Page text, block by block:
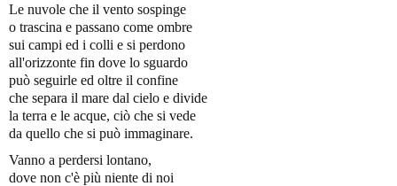
Le nuvole che il vento sospinge
o trascina e passano come ombre
sui campi ed i colli e si perdono
all'orizzonte fin dove lo sguardo
può seguirle ed oltre il confine
che separa il mare dal cielo e divide
la terra e le acque, ciò che si vede
da quello che si può immaginare.
Vanno a perdersi lontano,
dove non c'è più niente di noi